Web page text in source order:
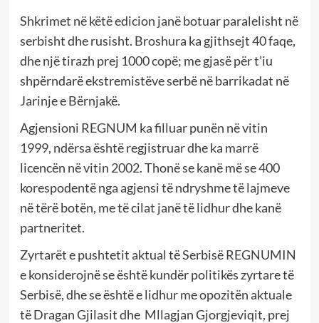
Shkrimet në këtë edicion janë botuar paralelisht në
serbisht dhe rusisht. Broshura ka gjithsejt 40 faqe,
dhe një tirazh prej 1000 copë; me gjasë për t’iu
shpërndarë ekstremistëve serbë në barrikadat në
Jarinje e Bërnjakë.
Agjensioni REGNUM ka filluar punën në vitin
1999, ndërsa është regjistruar dhe ka marrë
licencën në vitin 2002. Thonë se kanë më se 400
korespodentë nga agjensi të ndryshme të lajmeve
në tërë botën, me të cilat janë të lidhur dhe kanë
partneritet.
Zyrtarët e pushtetit aktual të Serbisë REGNUMIN
e konsiderojnë se është kundër politikës zyrtare të
Serbisë, dhe se është e lidhur me opozitën aktuale
të Dragan Gjilasit dhe Mllagjan Gjorgjeviqit, prej